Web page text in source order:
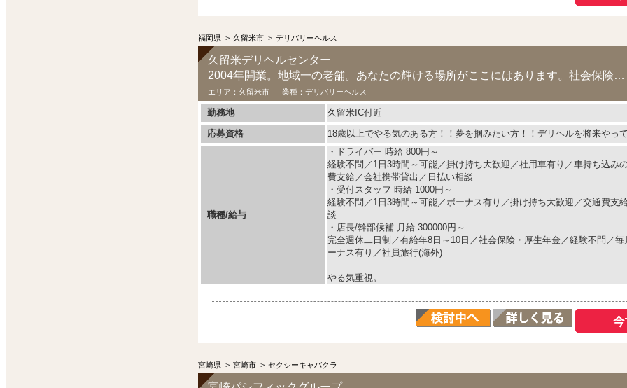
福岡県 > 久留米市 > デリバリーヘルス
久留米デリヘルセンター
2004年開業。地域一の老舗。あなたの輝ける場所がここにはあります。社会保険完備／完全...
エリア： 久留米市 業種： デリバリーヘルス
勤務地
久留米IC付近
応募資格
18歳以上でやる気のある方！！夢を掴みたい方！！デリヘルを将来やっ
職種/給与
・ドライバー 時給 800円～
経験不問／1日3時間～可能／掛け持ち大歓迎／社用車有り／車持ち込み
費支給／会社携帯貸出／日払い相談
・受付スタッフ 時給 1000円～
経験不問／1日3時間～可能／ボーナス有り／掛け持ち大歓迎／交通費支
談
・店長/幹部候補 月給 300000円～
完全週休二日制／有給年8日～10日／社会保険・厚生年金／経験不問／
ーナス有り／社員旅行(海外)
やる気重視。
宮崎県 > 宮崎市 > セクシーキャバクラ